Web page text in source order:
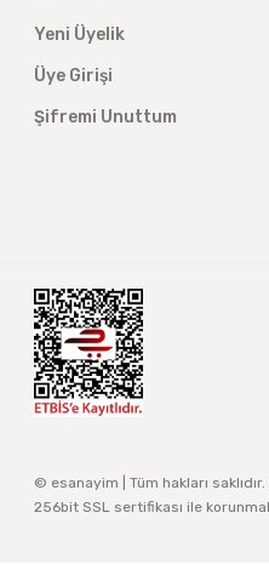
Yeni Üyelik
Üye Girişi
Şifremi Unuttum
© esanayim | Tüm hakları
256bit SSL sertifikası ile